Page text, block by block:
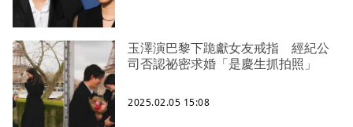
玉澤演巴黎下跪獻女友戒指 經紀公
司否認祕密求婚「是慶生抓拍照」
2025.02.05 15:08